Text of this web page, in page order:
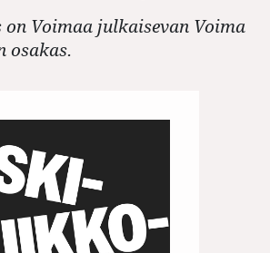
on Voimaa julkaisevan Voima
osakas.